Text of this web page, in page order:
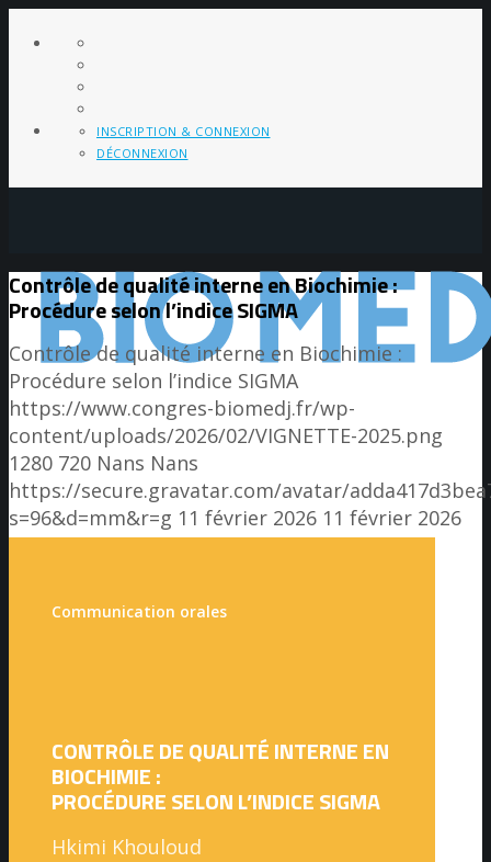
INSCRIPTION & CONNEXION
DÉCONNEXION
Contrôle de qualité interne en Biochimie :
Procédure selon l’indice SIGMA
Contrôle de qualité interne en Biochimie :
Procédure selon l’indice SIGMA
https://www.congres-biomedj.fr/wp-
content/uploads/2026/02/VIGNETTE-2025.png
1280 720 Nans Nans
https://secure.gravatar.com/avatar/
s=96&d=mm&r=g 11 février 2026 11 février 2026
Communication orales
CONTRÔLE DE QUALITÉ INTERNE EN
BIOCHIMIE :
PROCÉDURE SELON L’INDICE SIGMA
Hkimi Khouloud